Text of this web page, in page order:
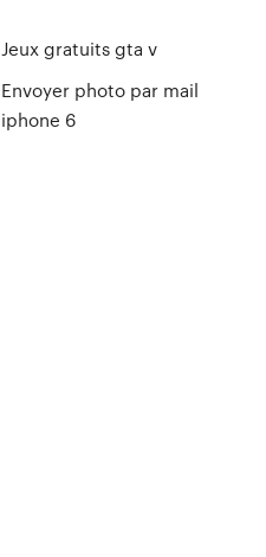
Jeux gratuits gta v
Envoyer photo par mail
iphone 6